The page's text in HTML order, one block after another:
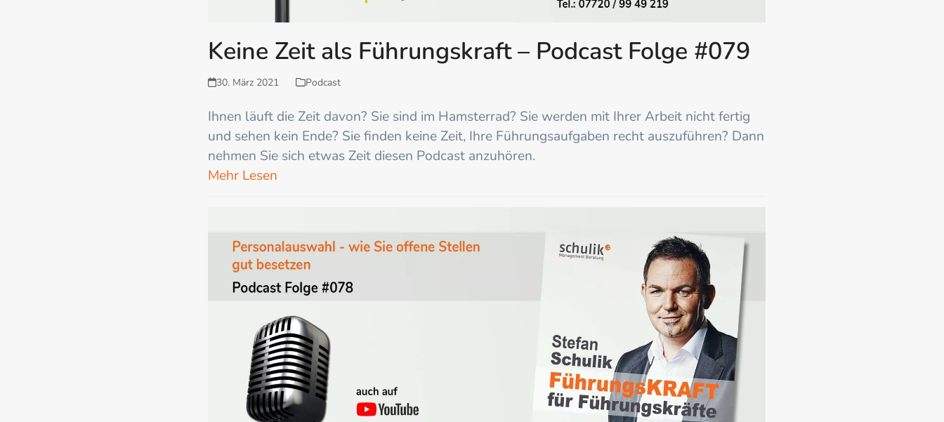
Keine Zeit als Führungskraft – Podcast Folge #079
30. März 2021 Podcast
Ihnen läuft die Zeit davon? Sie sind im Hamsterrad? Sie werden mit Ihrer Arbeit nicht fertig
und sehen kein Ende? Sie finden keine Zeit, Ihre Führungsaufgaben recht auszuführen? Dann
nehmen Sie sich etwas Zeit diesen Podcast anzuhören.
Mehr Lesen